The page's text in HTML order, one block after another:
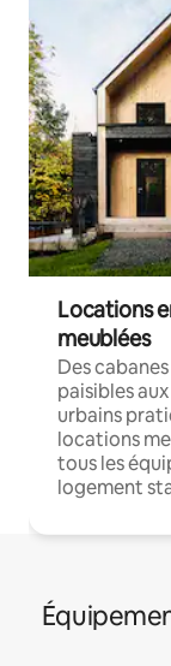
Locations
meublées
Des
paisibles
urbains
locations
tous les
logement